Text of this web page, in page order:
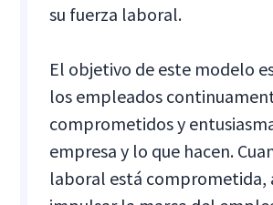
su fuerza laboral.
El objetivo de este modelo
los empleados
comprometidos y
empresa y lo que hacen.
laboral está comprometida,